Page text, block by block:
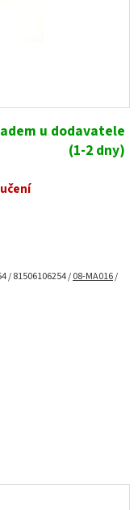
u dodavatele
(1-2 dny)
/ 81506106254 /08-MA016/